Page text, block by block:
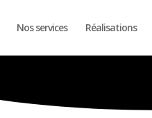
Nos services Réalisations